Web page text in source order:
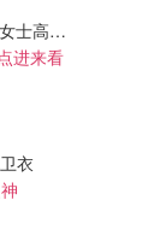
lululemon Softstreme 女士高腰短裤 10cm
进来看
衣